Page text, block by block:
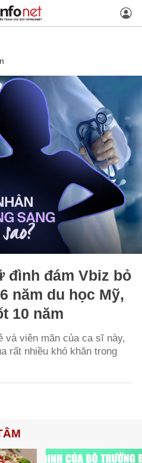
đình đám Vbiz bỏ
năm du học Mỹ,
10 năm
và viên mãn của ca sĩ này,
rất nhiều khó khăn trong